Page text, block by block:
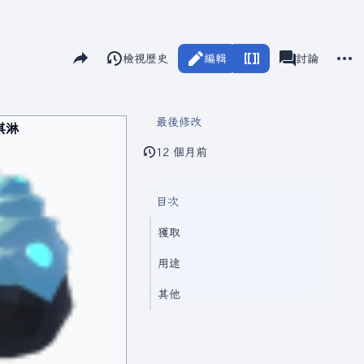
分享此頁面
視圖閱讀 編輯
檢視歷史 associated-
瓦爾海姆
討論
淋 最後修改
12 個月前
目次
獲取
用途
其他